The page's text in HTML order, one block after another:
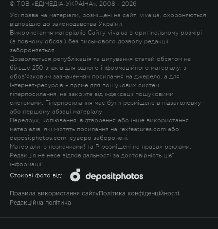
© ТОВ «ЕДІМЕДІА-УКРАЇНА», 2008 - 2026
Усі права на матеріали, розміщені на сайті viva.ua, охороняються
відповідно до законодавства України.
Використання матеріалів Сайту viva.ua в оригінальному розмірі
(в повному обсязі) без письмового дозволу редакції
забороняється.
Дозволяється републікація та цитування статей обсягом не
більше 250 знаків для одного інформаційного матеріалу, з
обов'язковим зазначенням посилання на джерело, а для
Інтернет-ресурсів – пряме для пошукових систем
гіперпосилання, не закрите від індексації пошуковими
системами. Гіперпосилання має бути розміщене в підзаголовку
або першому абзаці матеріалу.
Передрук, копіювання, відтворення або інше використання
матеріалів, які містять посилання на rexfeatures.com або
depositphotos.com, суворо заборонені.
Матеріали із позначками! та P розміщені на правах реклами.
Редакція не несе відповідальності за достовірність цієї
інформації.
Стокові фото від:
Правила використання сайту Політика конфіденційності
Редакційна політика